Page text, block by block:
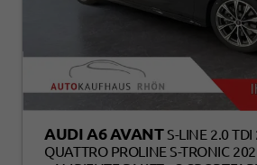
AUDI A6 AVANT S-LINE 2.0
QUATTRO PROLINE S-TRONIC